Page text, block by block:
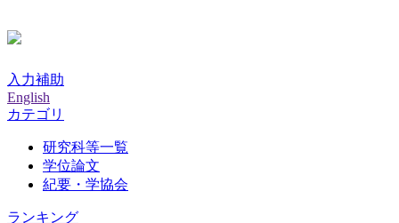
入力補助
English
カテゴリ
研究科等一覧
学位論文
紀要・学協会
ランキング